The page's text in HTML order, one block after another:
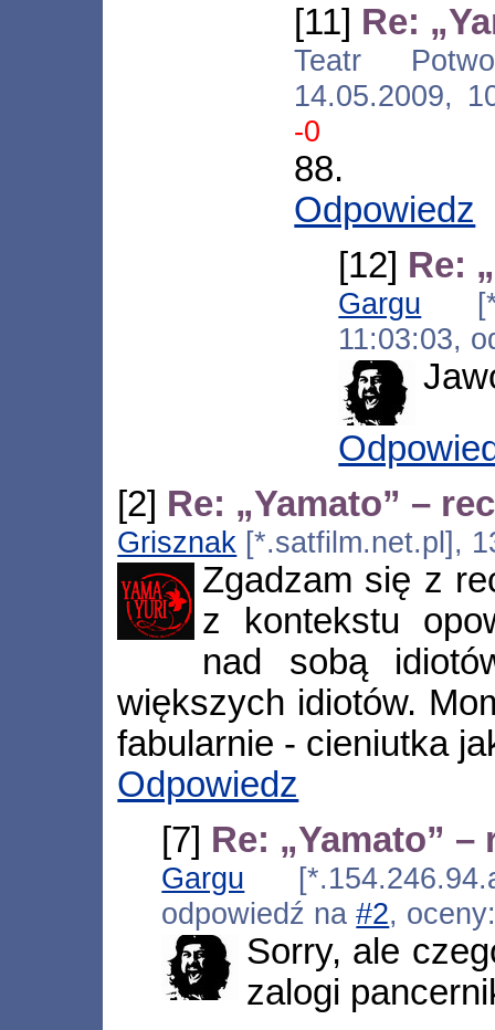
[11] Re:
Teatr
14.05.2009,
-0
88.
Odpowiedz
[12] Re:
Gargu
11:03:03,
[2] Re: „Yamato” –
Grisznak [*.satfilm.net.pl],
Zgadzam się z
z kontekstu
nad sobą
większych idiotów.
fabularnie - cieniutka
Odpowiedz
[7] Re: „Yamato”
Gargu
odpowiedź na#2,
Sorry, ale
zalogi